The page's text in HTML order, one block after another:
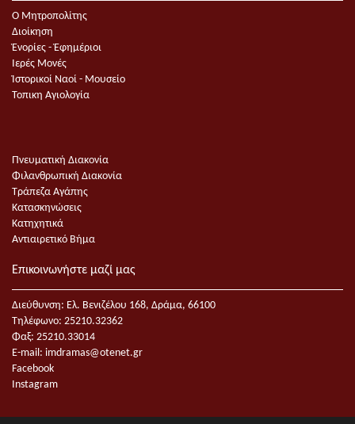
Ο Μητροπολίτης
Διοίκηση
Ἐνορίες - Ἐφημέριοι
Ιερές Μονές
Ἱστορικοί Ναοί - Μουσείο
Τοπικη Αγιολογία
Πνευματική Διακονία
Φιλανθρωπική Διακονία
Τράπεζα Αγάπης
Κατασκηνώσεις
Κατηχητικά
Αντιαιρετικό Βήμα
Επικοινωνήστε μαζί μας
Διεύθυνση: Ελ. Βενιζέλου 168, Δράμα, 66100
Τηλέφωνο: 25210.32362
Φαξ: 25210.33014
E-mail: imdramas@otenet.gr
Facebook
Instagram